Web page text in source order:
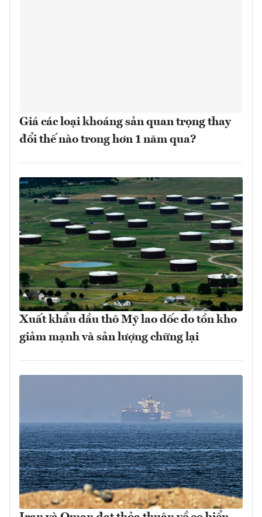
Giá các loại khoáng sản quan trọng thay
đổi thế nào trong hơn 1 năm qua?
Xuất khẩu dầu thô Mỹ lao dốc do tồn kho
giảm mạnh và sản lượng chững lại